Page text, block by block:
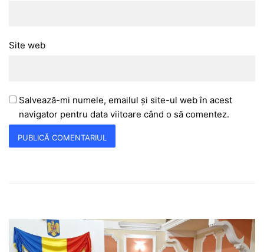
Site web
Salvează-mi numele, emailul și site-ul web în acest
navigator pentru data viitoare când o să comentez.